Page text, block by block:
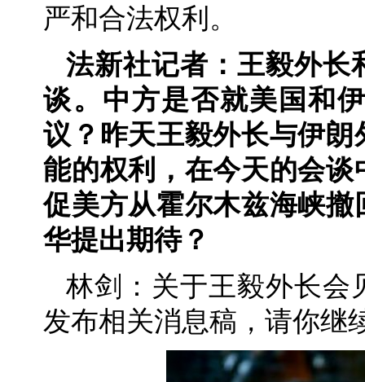
严和合法权利。
法新社记者：王毅外长
谈。中方是否就美国和
议？昨天王毅外长与伊
能的权利，在今天的会
促美方从霍尔木兹海峡
华提出期待？
林剑：关于王毅外长会
发布相关消息稿，请你继